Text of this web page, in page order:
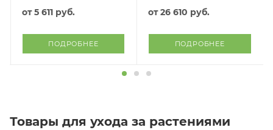
от5 611 руб.
ПОДРОБНЕЕ
от26 610 руб.
ПОДРОБНЕЕ
Товары для ухода за растениями